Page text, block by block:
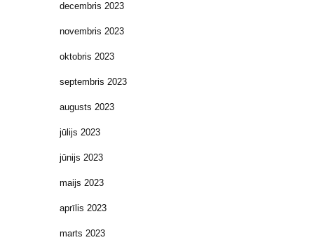
decembris 2023
novembris 2023
oktobris 2023
septembris 2023
augusts 2023
jūlijs 2023
jūnijs 2023
maijs 2023
aprīlis 2023
marts 2023